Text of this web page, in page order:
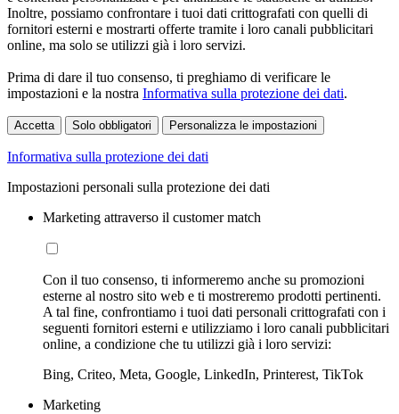
Inoltre, possiamo confrontare i tuoi dati crittografati con quelli di
fornitori esterni e mostrarti offerte tramite i loro canali pubblicitari
online, ma solo se utilizzi già i loro servizi.
Prima di dare il tuo consenso, ti preghiamo di verificare le
impostazioni e la nostra Informativa sulla protezione dei dati.
Accetta Solo obbligatori Personalizza le impostazioni
Informativa sulla protezione dei dati
Impostazioni personali sulla protezione dei dati
Marketing attraverso il customer match
Con il tuo consenso, ti informeremo anche su promozioni
esterne al nostro sito web e ti mostreremo prodotti pertinenti.
A tal fine, confrontiamo i tuoi dati personali crittografati con i
seguenti fornitori esterni e utilizziamo i loro canali pubblicitari
online, a condizione che tu utilizzi già i loro servizi:
Bing, Criteo, Meta, Google, LinkedIn, Printerest, TikTok
Marketing